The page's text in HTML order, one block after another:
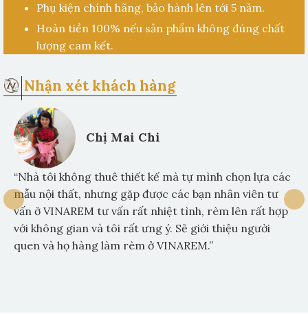
Phụ kiện chính hãng, bảo hành lên tới 5 năm.
Hoàn tiền 100% nếu sản phẩm không đúng chất
lượng cam kết.
Nhận xét khách hàng
Chị Mai Chi
“Nhà tôi không thuê thiết kế mà tự mình chọn lựa các
mẫu nội thất, nhưng gặp được các bạn nhân viên tư
vấn ở VINAREM tư vấn rất nhiệt tình, rèm lên rất hợp
với không gian và tôi rất ưng ý. Sẽ giới thiệu người
quen và họ hàng làm rèm ở VINAREM.”